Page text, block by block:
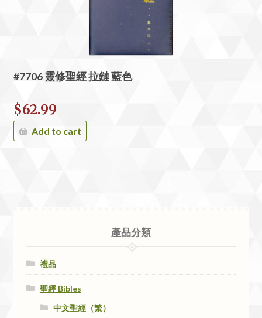
#7706 靈修聖經 拉鏈 藍色
$62.99
Add to cart
產品分類
禮品
聖經 Bibles
中文聖經（繁）